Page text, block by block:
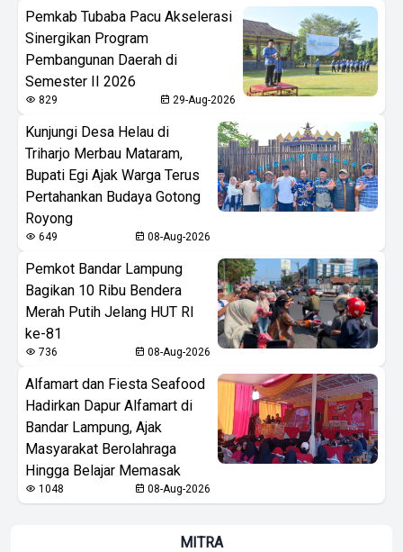
Pemkab Tubaba Pacu Akselerasi
Sinergikan Program
Pembangunan Daerah di
Semester II 2026
829 29-Aug-2026
Kunjungi Desa Helau di
Triharjo Merbau Mataram,
Bupati Egi Ajak Warga Terus
Pertahankan Budaya Gotong
Royong
649 08-Aug-2026
Pemkot Bandar Lampung
Bagikan 10 Ribu Bendera
Merah Putih Jelang HUT RI
ke-81
736 08-Aug-2026
Alfamart dan Fiesta Seafood
Hadirkan Dapur Alfamart di
Bandar Lampung, Ajak
Masyarakat Berolahraga
Hingga Belajar Memasak
1048 08-Aug-2026
MITRA